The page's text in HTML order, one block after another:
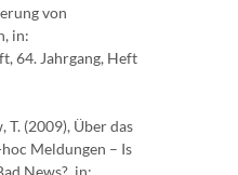
von
in:
64. Jahrgang, Heft
T. (2009), Über das
Meldungen – Is
News?, in: